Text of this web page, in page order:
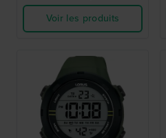
Voir les produits